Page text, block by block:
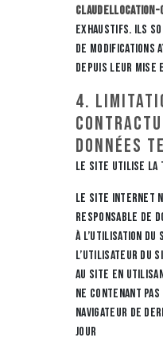
claudellocation-
exhaustifs. Ils
de modifications
depuis leur mise
4.
données
Le site utilise la
Le site Internet
responsable de
à l’utilisation du
l’utilisateur du
au site en
ne contenant
navigateur de
jour